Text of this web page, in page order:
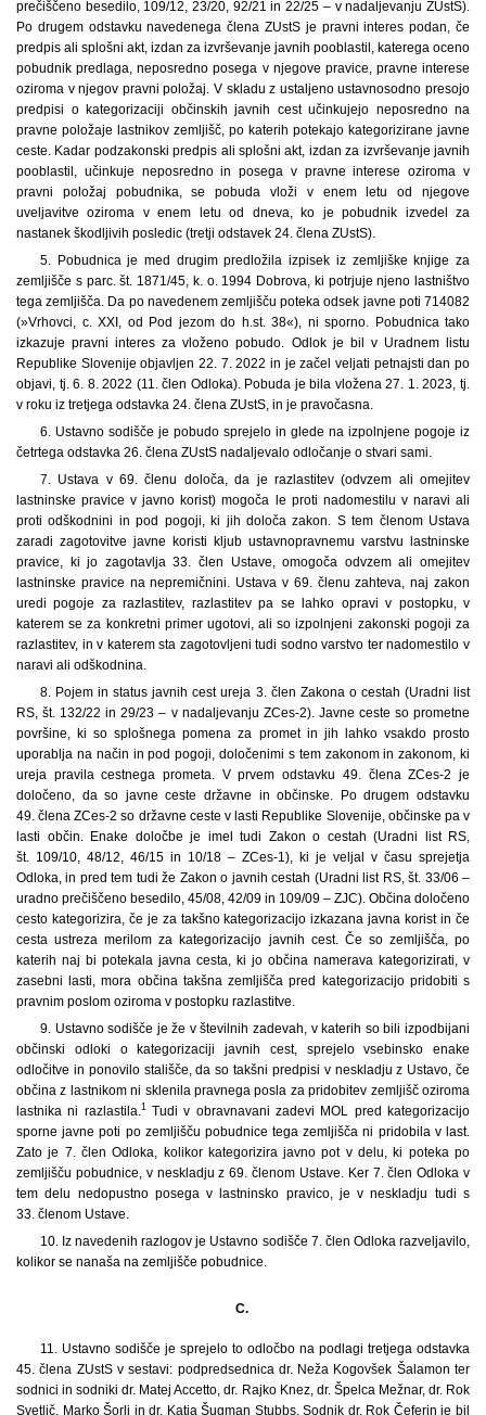
prečiščeno besedilo, 109/12, 23/20, 92/21 in 22/25 – v nadaljevanju ZUstS).
Po drugem odstavku navedenega člena ZUstS je pravni interes podan, če
predpis ali splošni akt, izdan za izvrševanje javnih pooblastil, katerega oceno
pobudnik predlaga, neposredno posega v njegove pravice, pravne interese
oziroma v njegov pravni položaj. V skladu z ustaljeno ustavnosodno presojo
predpisi o kategorizaciji občinskih javnih cest učinkujejo neposredno na
pravne položaje lastnikov zemljišč, po katerih potekajo kategorizirane javne
ceste. Kadar podzakonski predpis ali splošni akt, izdan za izvrševanje javnih
pooblastil, učinkuje neposredno in posega v pravne interese oziroma v
pravni položaj pobudnika, se pobuda vloži v enem letu od njegove
uveljavitve oziroma v enem letu od dneva, ko je pobudnik izvedel za
nastanek škodljivih posledic (tretji odstavek 24. člena ZUstS).
5. Pobudnica je med drugim predložila izpisek iz zemljiške knjige za
zemljišče s parc. št. 1871/45, k. o. 1994 Dobrova, ki potrjuje njeno lastništvo
tega zemljišča. Da po navedenem zemljišču poteka odsek javne poti 714082
(»Vrhovci, c. XXI, od Pod jezom do h.st. 38«), ni sporno. Pobudnica tako
izkazuje pravni interes za vloženo pobudo. Odlok je bil v Uradnem listu
Republike Slovenije objavljen 22. 7. 2022 in je začel veljati petnajsti dan po
objavi, tj. 6. 8. 2022 (11. člen Odloka). Pobuda je bila vložena 27. 1. 2023, tj.
v roku iz tretjega odstavka 24. člena ZUstS, in je pravočasna.
6. Ustavno sodišče je pobudo sprejelo in glede na izpolnjene pogoje iz
četrtega odstavka 26. člena ZUstS nadaljevalo odločanje o stvari sami.
7. Ustava v 69. členu določa, da je razlastitev (odvzem ali omejitev
lastninske pravice v javno korist) mogoča le proti nadomestilu v naravi ali
proti odškodnini in pod pogoji, ki jih določa zakon. S tem členom Ustava
zaradi zagotovitve javne koristi kljub ustavnopravnemu varstvu lastninske
pravice, ki jo zagotavlja 33. člen Ustave, omogoča odvzem ali omejitev
lastninske pravice na nepremičnini. Ustava v 69. členu zahteva, naj zakon
uredi pogoje za razlastitev, razlastitev pa se lahko opravi v postopku, v
katerem se za konkretni primer ugotovi, ali so izpolnjeni zakonski pogoji za
razlastitev, in v katerem sta zagotovljeni tudi sodno varstvo ter nadomestilo v
naravi ali odškodnina.
8. Pojem in status javnih cest ureja 3. člen Zakona o cestah (Uradni list
RS, št. 132/22 in 29/23 – v nadaljevanju ZCes-2). Javne ceste so prometne
površine, ki so splošnega pomena za promet in jih lahko vsakdo prosto
uporablja na način in pod pogoji, določenimi s tem zakonom in zakonom, ki
ureja pravila cestnega prometa. V prvem odstavku 49. člena ZCes-2 je
določeno, da so javne ceste državne in občinske. Po drugem odstavku
49. člena ZCes-2 so državne ceste v lasti Republike Slovenije, občinske pa v
lasti občin. Enake določbe je imel tudi Zakon o cestah (Uradni list RS,
št. 109/10, 48/12, 46/15 in 10/18 – ZCes-1), ki je veljal v času sprejetja
Odloka, in pred tem tudi že Zakon o javnih cestah (Uradni list RS, št. 33/06 –
uradno prečiščeno besedilo, 45/08, 42/09 in 109/09 – ZJC). Občina določeno
cesto kategorizira, če je za takšno kategorizacijo izkazana javna korist in če
cesta ustreza merilom za kategorizacijo javnih cest. Če so zemljišča, po
katerih naj bi potekala javna cesta, ki jo občina namerava kategorizirati, v
zasebni lasti, mora občina takšna zemljišča pred kategorizacijo pridobiti s
pravnim poslom oziroma v postopku razlastitve.
9. Ustavno sodišče je že v številnih zadevah, v katerih so bili izpodbijani
občinski odloki o kategorizaciji javnih cest, sprejelo vsebinsko enake
odločitve in ponovilo stališče, da so takšni predpisi v neskladju z Ustavo, če
občina z lastnikom ni sklenila pravnega posla za pridobitev zemljišč oziroma
lastnika ni razlastila. 1Tudi v obravnavani zadevi MOL pred kategorizacijo
sporne javne poti po zemljišču pobudnice tega zemljišča ni pridobila v last.
Zato je 7. člen Odloka, kolikor kategorizira javno pot v delu, ki poteka po
zemljišču pobudnice, v neskladju z 69. členom Ustave. Ker 7. člen Odloka v
tem delu nedopustno posega v lastninsko pravico, je v neskladju tudi s
33. členom Ustave.
10. Iz navedenih razlogov je Ustavno sodišče 7. člen Odloka razveljavilo,
kolikor se nanaša na zemljišče pobudnice.
C.
11.
Ustavno sodišče je sprejelo to odločbo na podlagi tretjega odstavka
45. člena ZUstS v sestavi: podpredsednica dr. Neža Kogovšek Šalamon ter
sodnici in sodniki dr. Matej Accetto, dr. Rajko Knez, dr. Špelca Mežnar, dr. Rok
Svetlič, Marko Šorli in dr. Katja Šugman Stubbs. Sodnik dr. Rok Čeferin je bil